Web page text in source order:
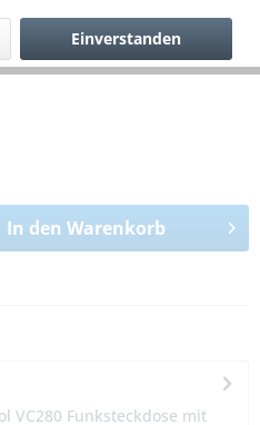
In den Warenkorb
VC280 Funksteckdose mit
Einverstanden